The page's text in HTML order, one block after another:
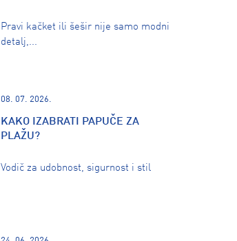
Pravi kačket ili šešir nije samo modni
detalj,...
08. 07. 2026.
KAKO IZABRATI PAPUČE ZA
PLAŽU?
Vodič za udobnost, sigurnost i stil